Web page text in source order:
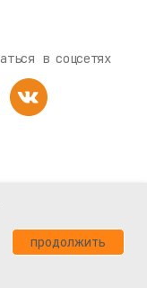
продолжить